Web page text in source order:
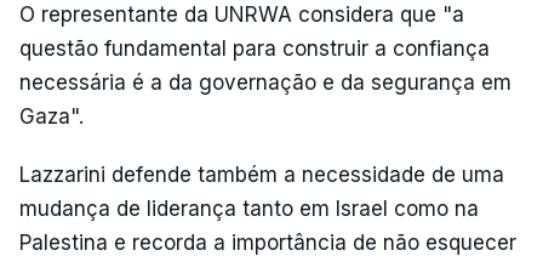
O representante da UNRWA considera que "a
questão fundamental para construir a confiança
necessária é a da governação e da segurança em
Gaza".
Lazzarini defende também a necessidade de uma
mudança de liderança tanto em Israel como na
Palestina e recorda a importância de não esquecer